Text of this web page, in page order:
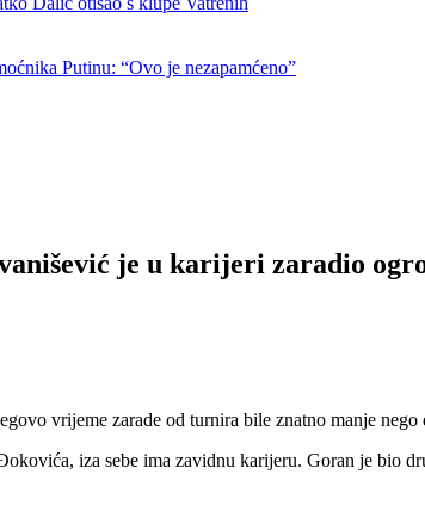
Putinu: “Ovo je nezapamćeno”
je u karijeri zaradio
vrijeme zarade od turnira bile znatno manje nego
iza sebe ima zavidnu karijeru. Goran je bio